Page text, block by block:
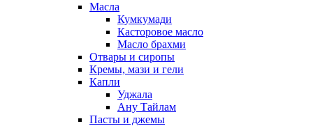
Масла
Кумкумади
Касторовое масло
Масло брахми
Отвары и сиропы
Кремы, мази и гели
Капли
Уджала
Ану Тайлам
Пасты и джемы